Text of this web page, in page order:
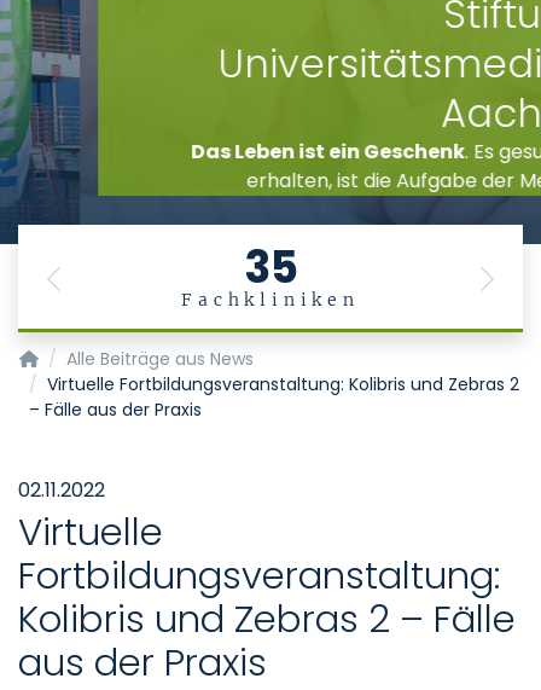
Stiftung
Universitätsmedizin
Aachen
Das Leben ist ein Geschenk. Es gesund zu
erhalten, ist die Aufgabe der Medizin.
35
Fachkliniken
Previous Next
Startseite
Alle Beiträge aus News
Virtuelle Fortbildungsveranstaltung: Kolibris und Zebras 2
– Fälle aus der Praxis
02.11.2022
Virtuelle
Fortbildungsveranstaltung:
Kolibris und Zebras 2 – Fälle
aus der Praxis